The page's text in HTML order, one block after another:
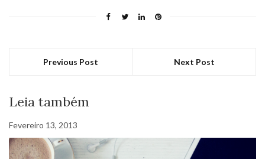
Previous Post Next Post
Leia também
Fevereiro 13, 2013